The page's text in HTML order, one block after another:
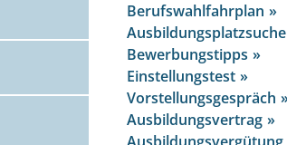
Berufswahlfahrplan
Ausbildungsplatzsuche
Bewerbungstipps
Einstellungstest
Vorstellungsgespräch
Ausbildungsvertrag